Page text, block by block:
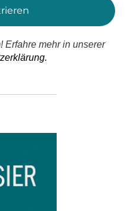
Erfahre mehr in unserer